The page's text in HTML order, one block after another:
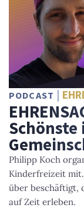
PODCAST
Schönste
Philipp Koch
Kinderfreizeit mit.
über beschäftigt,
auf Zeit erleben.